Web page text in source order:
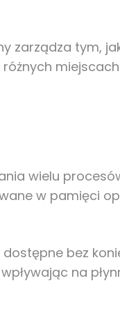
zarządza tym,
wielu
w pamięci
bez
na